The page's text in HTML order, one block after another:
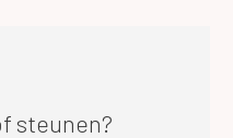
steunen?